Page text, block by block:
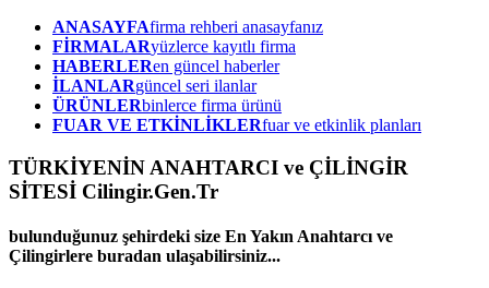
ANASAYFAfirma rehberi anasayfanız
FİRMALARyüzlerce kayıtlı firma
HABERLERen güncel haberler
İLANLARgüncel seri ilanlar
ÜRÜNLERbinlerce firma ürünü
FUAR VE ETKİNLİKLERfuar ve etkinlik planları
TÜRKİYENİN ANAHTARCI ve ÇİLİNGİR
SİTESİ Cilingir.Gen.Tr
bulunduğunuz şehirdeki size En Yakın Anahtarcı ve
Çilingirlere buradan ulaşabilirsiniz...